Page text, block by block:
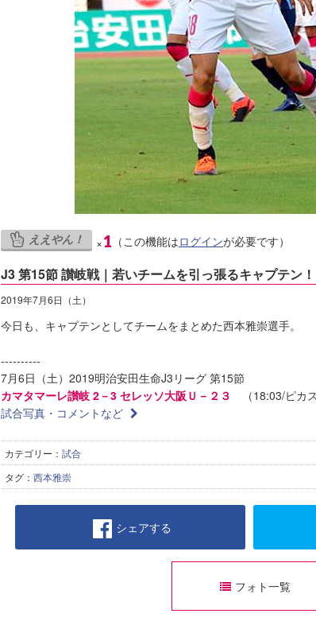
ええやん！ ×1 （この機能はログインが必要です）
J3 第15節 讃岐戦｜若いチームを引っ張るキャプテン！
2019年7月6日（土）
今日も、キャプテンとしてチームをまとめた西本雅崇選手。
----------
7月6日（土）2019明治安田生命J3リーグ 第15節
カマタマーレ讃岐 2－3 セレッソ大阪Ｕ－２３ （18:03/ピカ
試合写真・コメントなど
カテゴリー： 試合
タグ： 西本雅崇
シェアする
フォト一覧